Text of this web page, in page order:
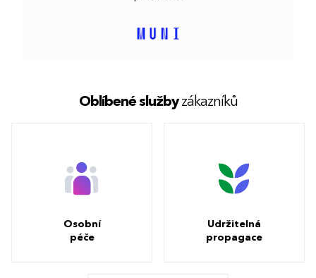
Oblíbené službyzákazníků
Osobní
péče
Udržitelná
propagace